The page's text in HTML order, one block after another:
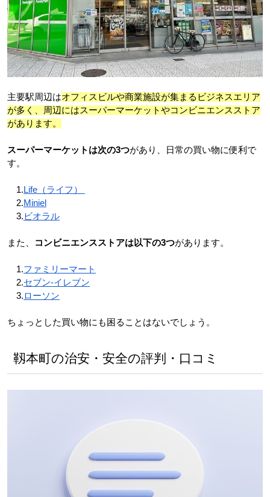
主要駅周辺はオフィスビルや商業施設が集まるビジネスエリア
が多く、周辺にはスーパーマーケットやコンビニエンスストア
があります。
スーパーマーケットは次の3つがあり、日常の買い物に便利で
す。
1.Life（ライフ）
2.Miniel
3.ビオラル
また、 コンビニエンスストアは以下の3つがあります。
1.ファミリーマート
2.セブン-イレブン
3.ローソン
ちょっとした買い物にも困ることはないでしょう。
靱本町の治安・安全の評判・口コミ